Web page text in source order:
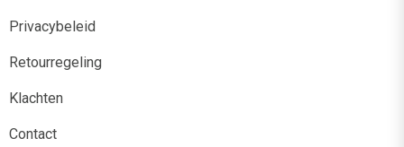
Privacybeleid
Retourregeling
Klachten
Contact